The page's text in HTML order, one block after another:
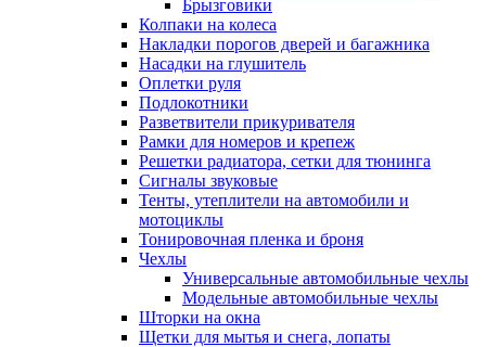
Брызговики
Колпаки на колеса
Накладки порогов дверей и багажника
Насадки на глушитель
Оплетки руля
Подлокотники
Разветвители прикуривателя
Рамки для номеров и крепеж
Решетки радиатора, сетки для тюнинга
Сигналы звуковые
Тенты, утеплители на автомобили и
мотоциклы
Тонировочная пленка и броня
Чехлы
Универсальные автомобильные чехлы
Модельные автомобильные чехлы
Шторки на окна
Щетки для мытья и снега, лопаты